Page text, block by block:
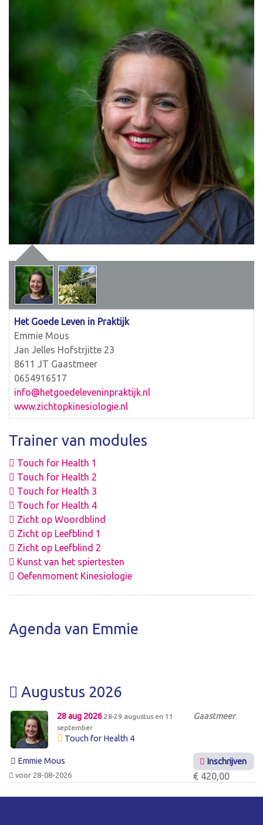
Het Goede Leven in Praktijk
Emmie Mous
Jan Jelles Hofstrjitte 23
8611 JT Gaastmeer
0654916517
info@hetgoedeleveninpraktijk.nl
www.zichtopkinesiologie.nl
Trainer van modules
Touch for Health 1
Touch for Health 2
Touch for Health 3
Touch for Health 4
Zicht op Woordblind
Zicht op Leefblind 1
Zicht op Leefblind 2
Kunst van het spiertesten
Oefenmoment Kinesiologie
Agenda van Emmie
Augustus 2026
28 aug 2026 28-29 augustus en 11
september
Touch for Health 4
Gaastmeer
Emmie Mous
voor 28-08-2026
Inschrijven
€ 420,00